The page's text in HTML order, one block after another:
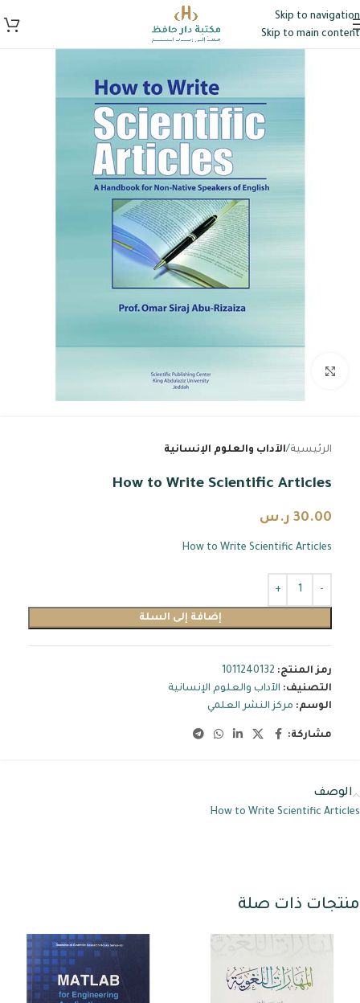
Skip to navigation
Skip to main content
الرئيسية الآداب والعلوم الإنسانية
How to Write Scientific Articles
30.00 ر.س
How to Write Scientific Articles
إضافة إلى السلة
رمز المنتج: 1011240132
التصنيف: الآداب والعلوم الإنسانية
الوسم: مركز النشر العلمي
مشاركة:
الوصف
How to Write Scientific Articles
منتجات ذات صلة